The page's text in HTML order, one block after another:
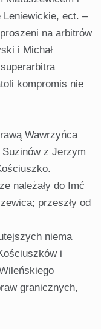
ect. –
na arbitrów
i Michał
kompromis nie
Wawrzyńca
z Jerzym
należały do Imć
przeszły od
niema
i
granicznych,